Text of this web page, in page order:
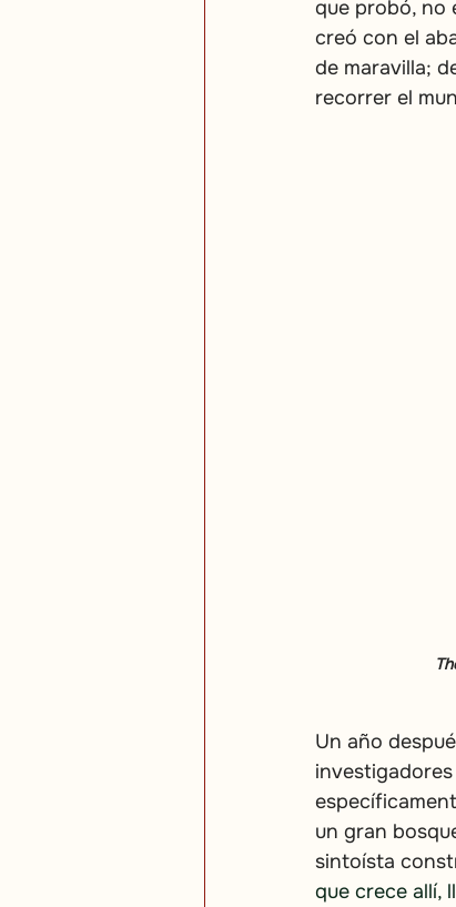
que probó, no
creó con el
de maravilla;
recorrer el
Un año
un gran
sintoísta
que crece allí,